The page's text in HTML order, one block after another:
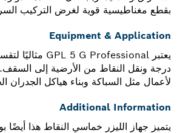
بقطع مغناطيسية قوية لغرض التركيب السريع
Equipment & Application
درجة ونقل النقاط من الأرضية إلى السقف.
لأعمال مثل السباكة وبناء هياكل الجدران
Additional Information
يتميز جهاز الليزر خماسي النقاط هذا أيضًا